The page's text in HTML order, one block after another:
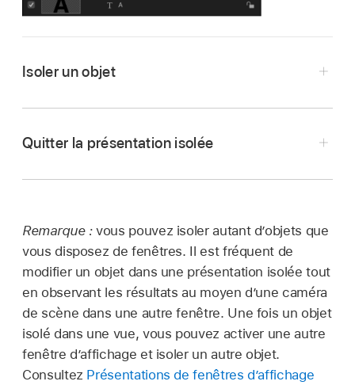
Isoler un objet
Effectuez l’une des opérations suivantes :
Dans la liste Calques ou la timeline, cliquez
sur le bouton Isoler (petit rectangle blanc
en regard du nom de l’objet).
La présentation change pour s’aligner sur
l’objet sélectionné, et tous les autres objets
de la scène sont masqués.
Quitter la présentation isolée
Choisissez Objet >Isoler (ou appuyez sur
Contrôle + I).
Dans la liste Calques ou la timeline, cliquez sur
le bouton Isoler (petit rectangle blanc en regard
du nom de l’objet).
Choisissez une autre caméra dans le menu
local Caméra.
Remarque :vous pouvez isoler autant d’objets que
vous disposez de fenêtres. Il est fréquent de
modifier un objet dans une présentation isolée tout
en observant les résultats au moyen d’une caméra
de scène dans une autre fenêtre. Une fois un objet
isolé dans une vue, vous pouvez activer une autre
fenêtre d’affichage et isoler un autre objet.
Consultez Présentations de fenêtres d’affichage